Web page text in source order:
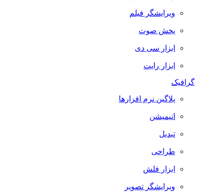
ویرایشگر فیلم
پخش صوت
ابزار سی دی
ابزار رایت
گرافیک
پلاگین نرم افزارها
انیمیشن
تبدیل
طراحی
ابزار فلش
ویرایشگر تصویر